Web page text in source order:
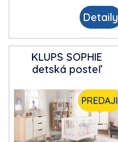
Detaily
PREDAJI
KLUPS SOPHIE
detská posteľ